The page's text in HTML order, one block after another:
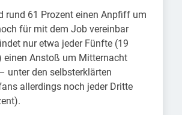
rund 61 Prozent einen Anpfiff um
für mit dem Job vereinbar
nur etwa jeder Fünfte (19
einen Anstoß um Mitternacht
unter den selbsterklärten
allerdings noch jeder Dritte